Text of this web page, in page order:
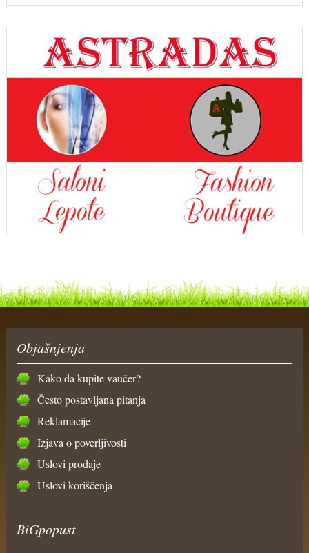
Objašnjenja
Kako da kupite vaučer?
Često postavljana pitanja
Reklamacije
Izjava o poverljivosti
Uslovi prodaje
Uslovi koriščenja
BiGpopust